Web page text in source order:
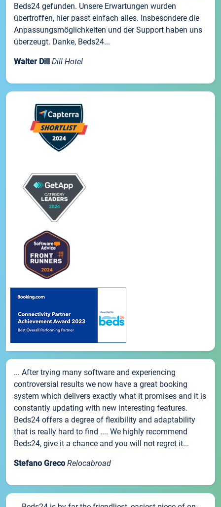
Beds24 gefunden. Unsere Erwartungen wurden
übertroffen, hier passt einfach alles. Insbesondere die
Anpassungsmöglichkeiten und der Support haben uns
überzeugt. Danke, Beds24...
Walter Dill Dill Hotel
... After trying many software and experiencing
controversial results we now have a great booking
system which delivers exactly what it promises and it is
constantly updating with new interesting features.
Beds24 offers a degree of flexibility and adaptability
that is really hard to find .... We highly recommend
Beds24, give it a chance and you will not regret it...
Stefano Greco Relocabroad